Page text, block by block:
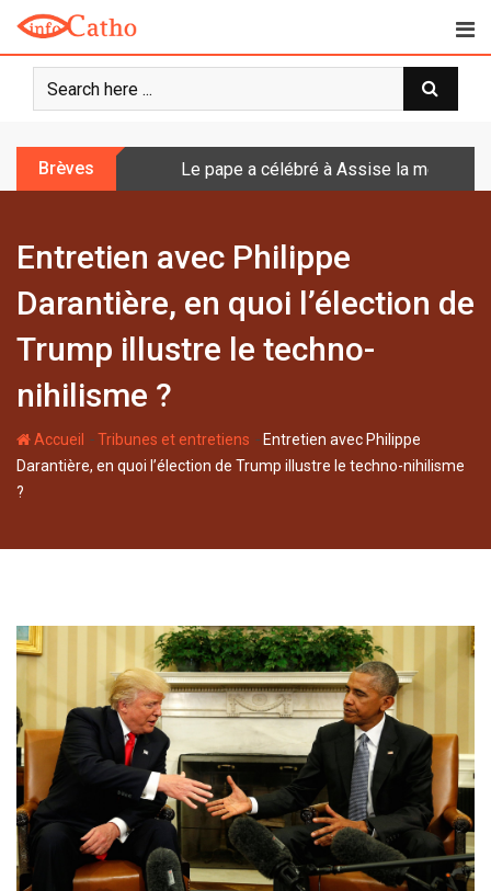
o
Brèves Le pape a célébré à Assise la messe
Entretien avec Philippe
Darantière, en quoi l’élection de
Trump illustre le techno-
nihilisme ?
Accueil -Tribunes et entretiens - Entretien avec Philippe
Darantière, en quoi l’élection de Trump illustre le techno-nihilisme
?